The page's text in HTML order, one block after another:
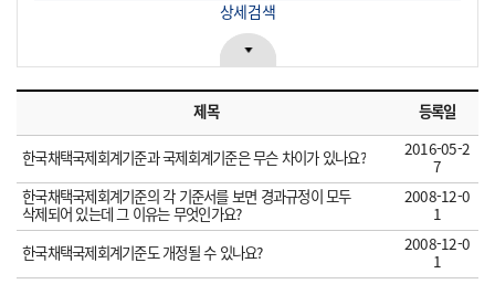
상세검색
제목 등록일
한국채택국제회계기준과 국제회계기준은 무슨 차이가 있나요?
2016-05-2
7
한국채택국제회계기준의 각 기준서를 보면 경과규정이 모두
삭제되어 있는데 그 이유는 무엇인가요?
2008-12-0
1
한국채택국제회계기준도 개정될 수 있나요?
2008-12-0
1